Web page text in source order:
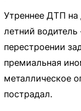
Утреннее ДТП
летний
перестроении
премиальная
металлическое
пострадал.